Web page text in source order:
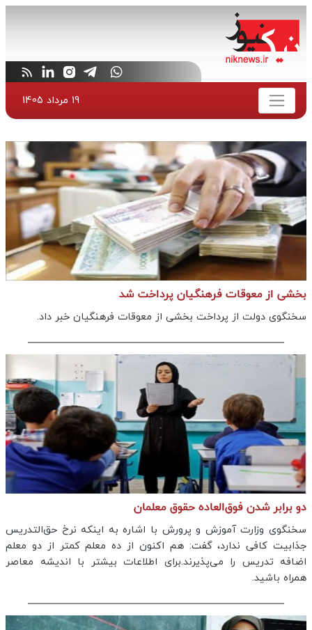
19 مرداد 1405
بخشی از معوقات فرهنگیان پرداخت شد
سخنگوی دولت از پرداخت بخشی از معوقات فرهنگیان خبر داد.
دو برابر شدن فوق‌العاده حقوق معلمان
سخنگوی وزارت آموزش و پرورش با اشاره به اینکه نرخ حق‌التدریس
جذابیت کافی ندارد، گفت: هم اکنون از ده معلم کمتر از دو معلم
اضافه تدریس را می‌پذیرند.برای اطلاعات بیشتر با اندیشه معاصر
همراه باشید.